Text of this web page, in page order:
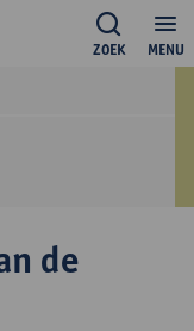
MENU
ZOEK
de